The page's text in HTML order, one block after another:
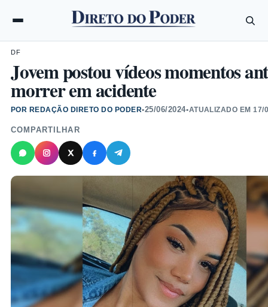
DF
Jovem postou vídeos momentos
morrer em acidente
POR REDAÇÃO DIRETO DO PODER•25/06/2024•ATUALIZADO EM17/
COMPARTILHAR